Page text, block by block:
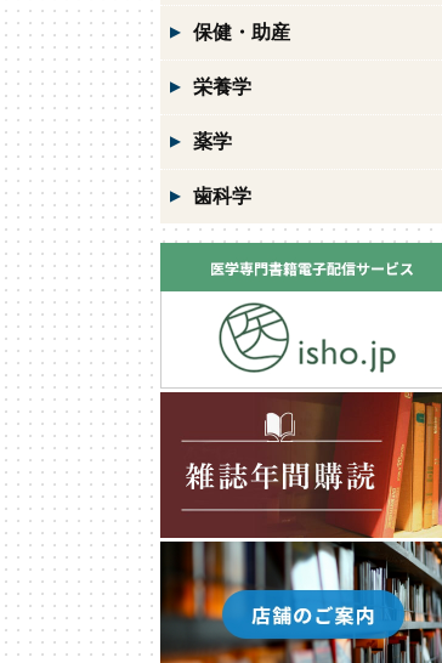
保健・助産
栄養学
薬学
歯科学